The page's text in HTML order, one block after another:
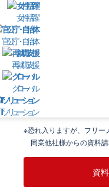
女性活躍
官公庁・自治体
再就職支援
グローバル
ITソリューション
Eｰmail
電話番号
個人情報取り扱い同意
必ず、「
ご登録ください。
※恐れ入りますが、フリー
同業他社様からの資料請